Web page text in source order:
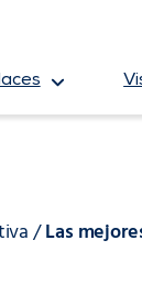
/Las